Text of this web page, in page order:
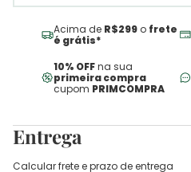
Acima de R$299 o frete
é grátis*
10% OFFna sua
primeira compra
cupom PRIMCOMPRA
Entrega
Calcular frete e prazo de entrega